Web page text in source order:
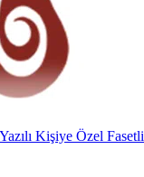
Kişiye Özel Fasetli